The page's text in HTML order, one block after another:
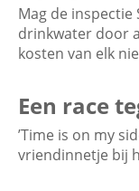
Mag de
drinkwater door
kosten van elk
Een race
’Time is on my
vriendinnetje bij